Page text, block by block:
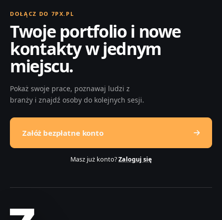
DOŁĄCZ DO 7PX.PL
Twoje portfolio i nowe
kontakty w jednym
miejscu.
Pokaż swoje prace, poznawaj ludzi z
branży i znajdź osoby do kolejnych sesji.
Załóż bezpłatne konto
Masz już konto?Zaloguj się